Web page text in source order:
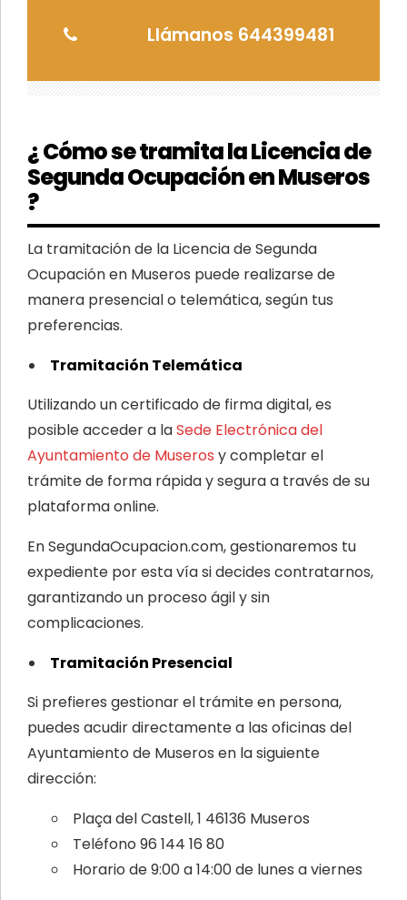
Llámanos 644399481
¿ Cómo se tramita la Licencia de
Segunda Ocupación en Museros
?
La tramitación de la Licencia de Segunda
Ocupación en Museros puede realizarse de
manera presencial o telemática, según tus
preferencias.
Tramitación Telemática
Utilizando un certificado de firma digital, es
posible acceder a laSede Electrónica del
Ayuntamiento de Museros y completar el
trámite de forma rápida y segura a través de su
plataforma online.
En SegundaOcupacion.com, gestionaremos tu
expediente por esta vía si decides contratarnos,
garantizando un proceso ágil y sin
complicaciones.
Tramitación Presencial
Si prefieres gestionar el trámite en persona,
puedes acudir directamente a las oficinas del
Ayuntamiento de Museros en la siguiente
dirección:
Plaça del Castell, 1 46136 Museros
Teléfono 96 144 16 80
Horario de 9:00 a 14:00 de lunes a viernes